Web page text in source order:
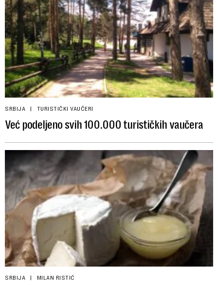
SRBIJA TURISTIČKI VAUČERI
Već podeljeno svih 100.000 turističkih vaučera
SRBIJA MILAN RISTIĆ